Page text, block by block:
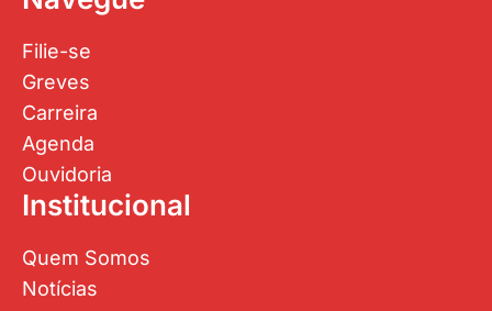
Filie-se
Greves
Carreira
Agenda
Ouvidoria
Institucional
Quem Somos
Notícias